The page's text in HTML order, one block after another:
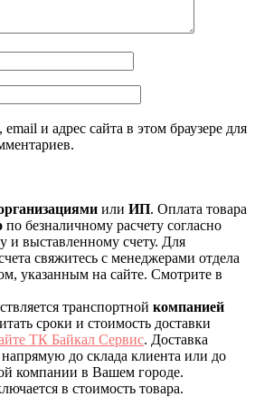
и адрес сайта в этом браузере для
или ИП. Оплата товара
по безналичному расчету согласно
и выставленному счету. Для
свяжитесь с менеджерами отдела
указанным на сайте. Смотрите в
транспортной компанией
сроки и стоимость доставки
ТК Байкал Сервис. Доставка
напрямую до склада клиента или до
компании в Вашем городе.
в стоимость товара.